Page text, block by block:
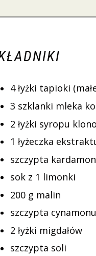
4 łyżki tapioki
3 szklanki mleka
2 łyżki syropu
1 łyżeczka
szczypta
sok z 1 limonki
200 g malin
szczypta cynamonu
2 łyżki migdałów
szczypta soli